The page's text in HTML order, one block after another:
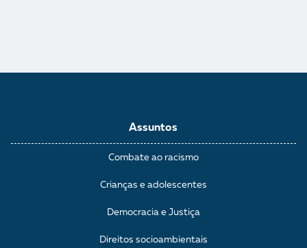
Assuntos
Combate ao racismo
Crianças e adolescentes
Democracia e Justiça
Direitos socioambientais